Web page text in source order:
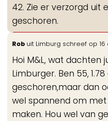
42. Zie er verzorgd uit
geschoren.
Rob uit Limburg schreef op
Hoi M&L, wat dachten
Limburger. Ben 55,
geschoren,maar dan
wel spannend om met
maken. Hou wel van